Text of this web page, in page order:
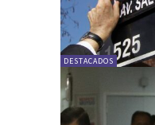
DESTACADOS